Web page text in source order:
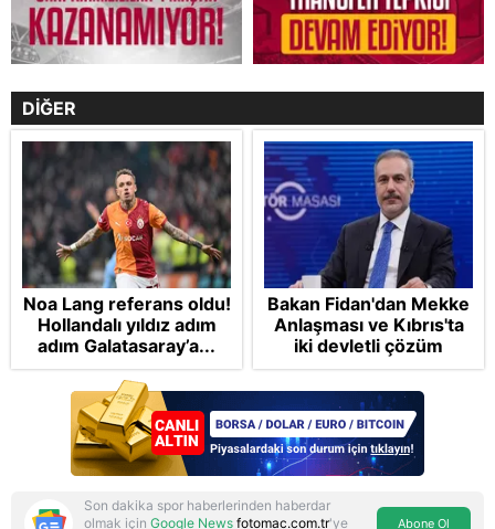
DİĞER
Noa Lang referans oldu!
Hollandalı yıldız adım
adım Galatasaray’a...
Bakan Fidan'dan Mekke
Anlaşması ve Kıbrıs'ta
iki devletli çözüm
mesajı: Bize
saldırmayan hiçbir ülke
hedefimizde değil
Son dakika spor haberlerinden haberdar
olmak için Google News fotomac.com.tr'ye
Abone Ol